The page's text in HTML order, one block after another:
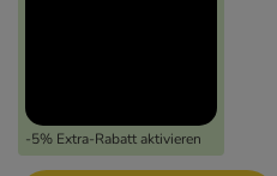
-5% Extra-Rabatt aktivieren